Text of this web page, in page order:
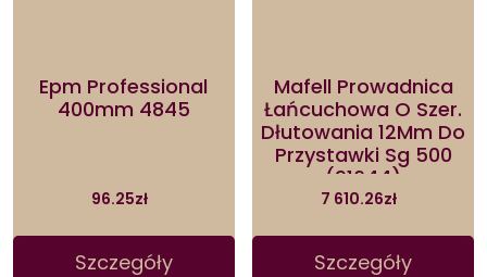
Epm Professional
400mm 4845
96.25zł
Szczegóły
Mafell Prowadnica
Łańcuchowa O Szer.
Dłutowania 12Mm Do
Przystawki Sg 500
(91644)
7 610.26zł
Szczegóły